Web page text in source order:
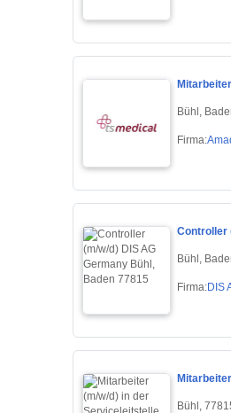
Bühl,
Firma:
Controller
Bühl,
Firma:DIS
Bühl,